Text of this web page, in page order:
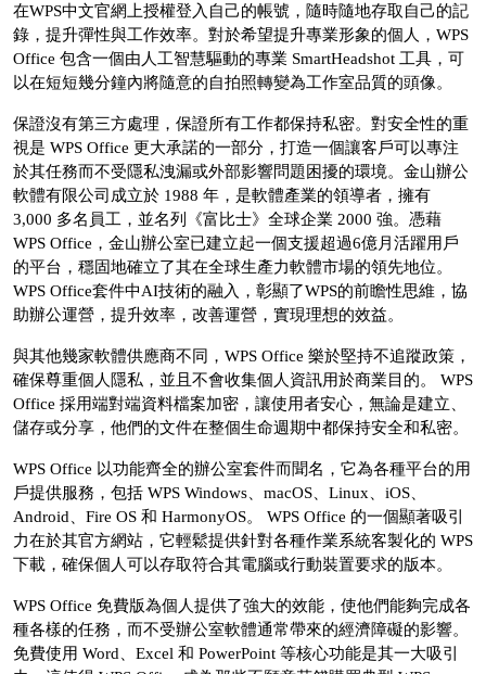
在WPS中文官網上授權登入自己的帳號，隨時隨地存取自己的記
錄，提升彈性與工作效率。對於希望提升專業形象的個人，WPS
Office 包含一個由人工智慧驅動的專業 SmartHeadshot 工具，可
以在短短幾分鐘內將隨意的自拍照轉變為工作室品質的頭像。
保證沒有第三方處理，保證所有工作都保持私密。對安全性的重
視是 WPS Office 更大承諾的一部分，打造一個讓客戶可以專注
於其任務而不受隱私洩漏或外部影響問題困擾的環境。金山辦公
軟體有限公司成立於 1988 年，是軟體產業的領導者，擁有
3,000 多名員工，並名列《富比士》全球企業 2000 強。憑藉
WPS Office，金山辦公室已建立起一個支援超過6億月活躍用戶
的平台，穩固地確立了其在全球生產力軟體市場的領先地位。
WPS Office套件中AI技術的融入，彰顯了WPS的前瞻性思維，協
助辦公運營，提升效率，改善運營，實現理想的效益。
與其他幾家軟體供應商不同，WPS Office 樂於堅持不追蹤政策，
確保尊重個人隱私，並且不會收集個人資訊用於商業目的。 WPS
Office 採用端對端資料檔案加密，讓使用者安心，無論是建立、
儲存或分享，他們的文件在整個生命週期中都保持安全和私密。
WPS Office 以功能齊全的辦公室套件而聞名，它為各種平台的用
戶提供服務，包括 WPS Windows、macOS、Linux、iOS、
Android、Fire OS 和 HarmonyOS。 WPS Office 的一個顯著吸引
力在於其官方網站，它輕鬆提供針對各種作業系統客製化的 WPS
下載，確保個人可以存取符合其電腦或行動裝置要求的版本。
WPS Office 免費版為個人提供了強大的效能，使他們能夠完成各
種各樣的任務，而不受辦公室軟體通常帶來的經濟障礙的影響。
免費使用 Word、Excel 和 PowerPoint 等核心功能是其一大吸引